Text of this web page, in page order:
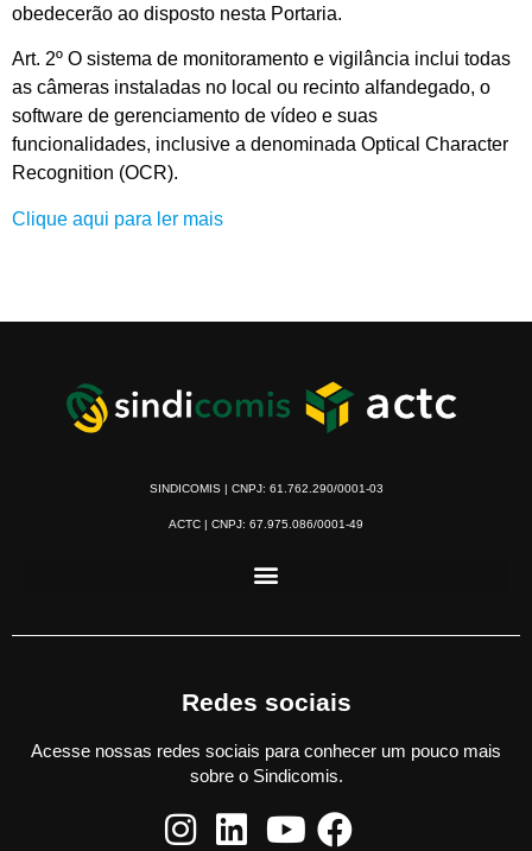
obedecerão ao disposto nesta Portaria.
Art. 2º O sistema de monitoramento e vigilância inclui todas
as câmeras instaladas no local ou recinto alfandegado, o
software de gerenciamento de vídeo e suas
funcionalidades, inclusive a denominada Optical Character
Recognition (OCR).
Clique aqui para ler mais
SINDICOMIS | CNPJ: 61.762.290/0001-03
ACTC | CNPJ: 67.975.086/0001-49
Redes sociais
Acesse nossas redes sociais para conhecer um pouco mais
sobre o Sindicomis.